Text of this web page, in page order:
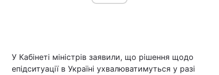
У Кабінеті міністрів заявили, що рішення щодо
епідситуації в Україні ухвалюватимуться у разі